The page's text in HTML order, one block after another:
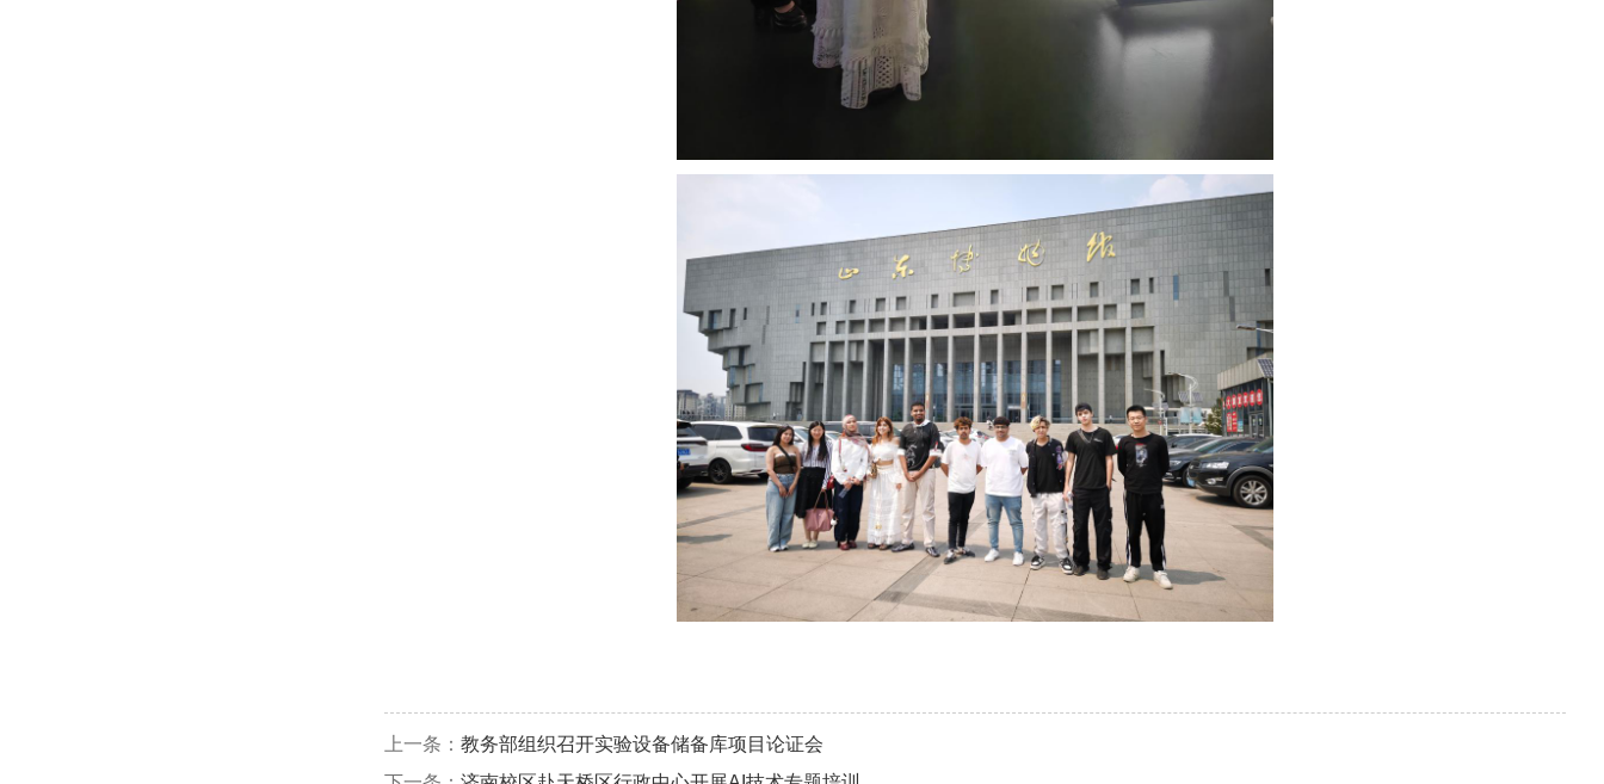
上一条： 教务部组织召开实验设备储备库项目论证会